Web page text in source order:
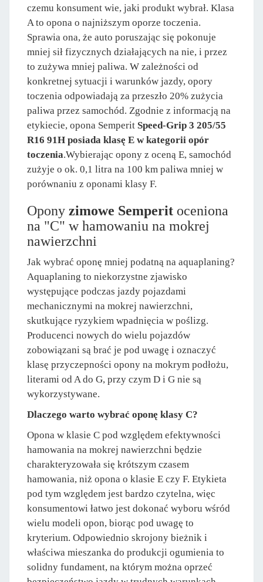
czemu konsument wie, jaki produkt wybrał. Klasa
A to opona o najniższym oporze toczenia.
Sprawia ona, że auto poruszając się pokonuje
mniej sił fizycznych działających na nie, i przez
to zużywa mniej paliwa. W zależności od
konkretnej sytuacji i warunków jazdy, opory
toczenia odpowiadają za przeszło 20% zużycia
paliwa przez samochód. Zgodnie z informacją na
etykiecie, opona Semperit Speed-Grip 3 205/55
R16 91H posiada klasę E w kategorii opór
toczenia.Wybierając opony z oceną E, samochód
zużyje o ok. 0,1 litra na 100 km paliwa mniej w
porównaniu z oponami klasy F.
Opony zimowe Semperit oceniona
na "C" w hamowaniu na mokrej
nawierzchni
Jak wybrać oponę mniej podatną na aquaplaning?
Aquaplaning to niekorzystne zjawisko
występujące podczas jazdy pojazdami
mechanicznymi na mokrej nawierzchni,
skutkujące ryzykiem wpadnięcia w poślizg.
Producenci nowych do wielu pojazdów
zobowiązani są brać je pod uwagę i oznaczyć
klasę przyczepności opony na mokrym podłożu,
literami od A do G, przy czym D i G nie są
wykorzystywane.
Dlaczego warto wybrać oponę klasy C?
Opona w klasie C pod względem efektywności
hamowania na mokrej nawierzchni będzie
charakteryzowała się krótszym czasem
hamowania, niż opona o klasie E czy F. Etykieta
pod tym względem jest bardzo czytelna, więc
konsumentowi łatwo jest dokonać wyboru wśród
wielu modeli opon, biorąc pod uwagę to
kryterium. Odpowiednio skrojony bieżnik i
właściwa mieszanka do produkcji ogumienia to
solidny fundament, na którym można oprzeć